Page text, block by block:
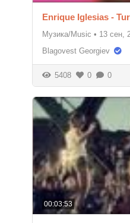
Enrique Iglesias -
Музика/Music • 13 сен,
Blagovest Georgiev
5408 0 0
00:03:53